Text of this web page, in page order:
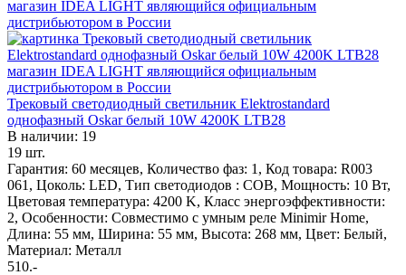
Трековый светодиодный светильник Elektrostandard
однофазный Oskar белый 10W 4200K LTB28
В наличии: 19
19 шт.
Гарантия: 60 месяцев, Количество фаз: 1, Код товара: R003
061, Цоколь: LED, Тип светодиодов : COB, Мощность: 10 Вт,
Цветовая температура: 4200 K, Класс энергоэффективности:
2, Особенности: Cовместимо с умным реле Minimir Home,
Длина: 55 мм, Ширина: 55 мм, Высота: 268 мм, Цвет: Белый,
Материал: Металл
510.-